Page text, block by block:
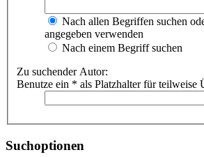
Nach allen Begriffen suchen
angegeben verwenden
Nach einem Begriff suchen
Zu suchender Autor:
Benutze ein * als Platzhalter für teilweise
Suchoptionen